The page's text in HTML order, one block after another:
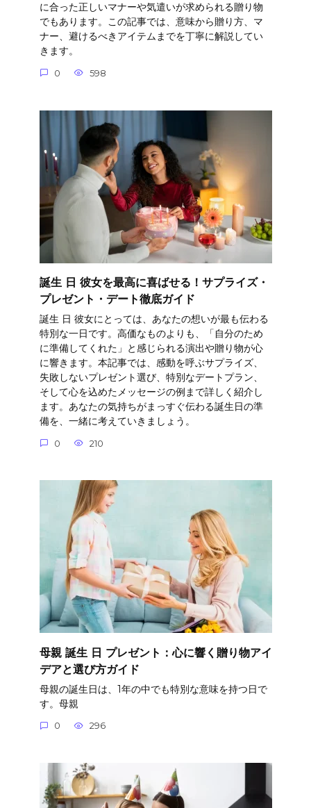
に合った正しいマナーや気遣いが求められる贈り物
でもあります。この記事では、意味から贈り方、マ
ナー、避けるべきアイテムまでを丁寧に解説してい
きます。
0 598
誕生 日 彼女を最高に喜ばせる！サプライズ・
プレゼント・デート徹底ガイド
誕生 日 彼女にとっては、あなたの想いが最も伝わる
特別な一日です。高価なものよりも、「自分のため
に準備してくれた」と感じられる演出や贈り物が心
に響きます。本記事では、感動を呼ぶサプライズ、
失敗しないプレゼント選び、特別なデートプラン、
そして心を込めたメッセージの例まで詳しく紹介し
ます。あなたの気持ちがまっすぐ伝わる誕生日の準
備を、一緒に考えていきましょう。
0 210
母親 誕生 日 プレゼント：心に響く贈り物アイ
デアと選び方ガイド
母親の誕生日は、1年の中でも特別な意味を持つ日で
す。母親
0 296